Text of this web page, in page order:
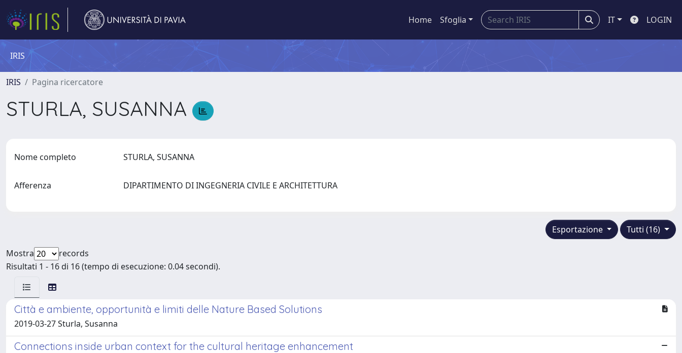
Home Sfoglia IT LOGIN
IRIS
IRIS Pagina ricercatore
STURLA, SUSANNA
Nome completo STURLA, SUSANNA
Afferenza DIPARTIMENTO DI INGEGNERIA CIVILE E ARCHITETTURA
Tutti (16)
Esportazione
Mostra
records
Risultati 1 - 16 di 16 (tempo di esecuzione: 0.04 secondi).
Città e ambiente, opportunità e limiti delle Nature Based Solutions
2019-03-27 Sturla, Susanna
Connections inside urban context for the cultural heritage enhancement